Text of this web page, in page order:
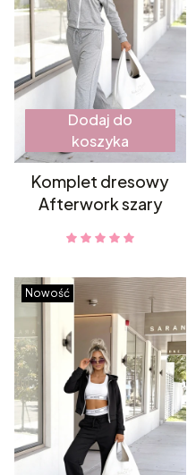
Dodaj do
koszyka
Komplet dresowy
Afterwork szary
Nowość